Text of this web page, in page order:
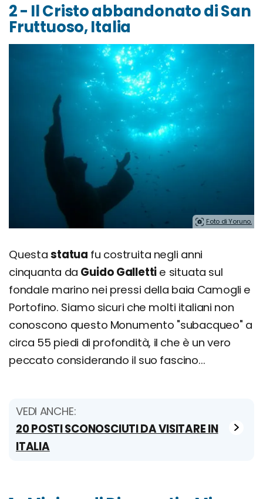
2 - Il Cristo abbandonato di San
Fruttuoso, Italia
Foto di Yoruno.
Questastatua fu costruita negli anni
cinquanta da Guido Galletti e situata sul
fondale marino nei pressi della baia Camogli e
Portofino. Siamo sicuri che molti italiani non
conoscono questo Monumento "subacqueo" a
circa 55 piedi di profondità, il che è un vero
peccato considerando il suo fascino...
VEDI ANCHE:
20 POSTI SCONOSCIUTI DA VISITARE IN
ITALIA